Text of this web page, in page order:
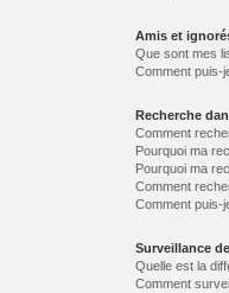
Amis et
Que sont mes
Comment puis-
Recherche
Comment
Pourquoi ma
Pourquoi ma
Comment
Comment puis-
Surveillance
Quelle est la
Comment